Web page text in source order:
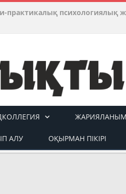
практикалық психологиялық
ЖАРИЯЛАНЫМ
АЛУ ОҚЫРМАН ПІКІРІ